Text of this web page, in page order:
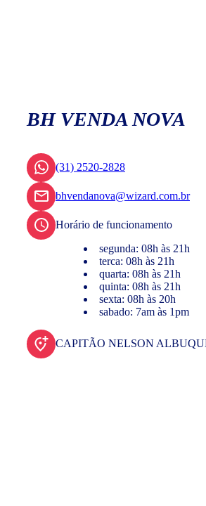
BH VENDA NOVA
(31) 2520-2828
bhvendanova@wizard.com.br
Horário de funcionamento
segunda: 08h às 21h
terca: 08h às 21h
quarta: 08h às 21h
quinta: 08h às 21h
sexta: 08h às 20h
sabado: 7am às 1pm
CAPITÃO NELSON